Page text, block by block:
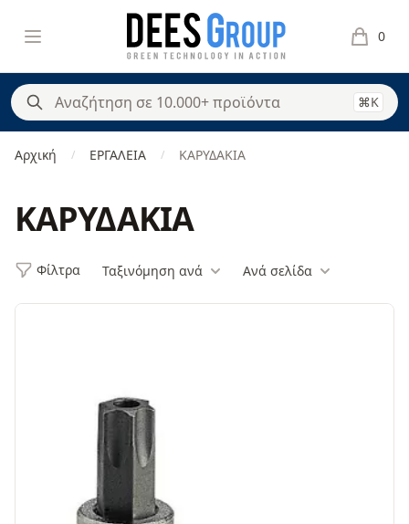
Open menu
DeesGroup
⌘K
0
items in
Αρχική / ΕΡΓΑΛΕΙΑ / ΚΑΡΥΔΑΚΙΑ
ΚΑΡΥΔΑΚΙΑ
Φίλτρα Ταξινόμηση ανά Ανά σελίδα
Φίλτρα
Products